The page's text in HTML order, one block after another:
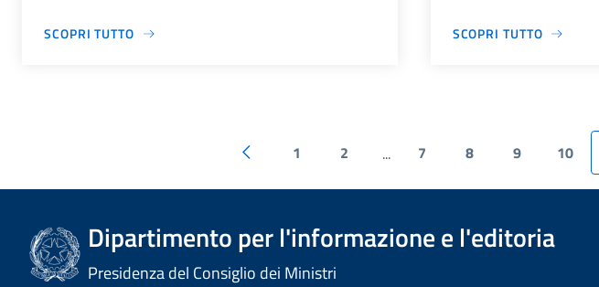
SCOPRI TUTTO SCOPRI TUTTO
1 2 ... 7 8 9 10
Dipartimento per l'informazione e l'editoria
Presidenza del Consiglio dei Ministri